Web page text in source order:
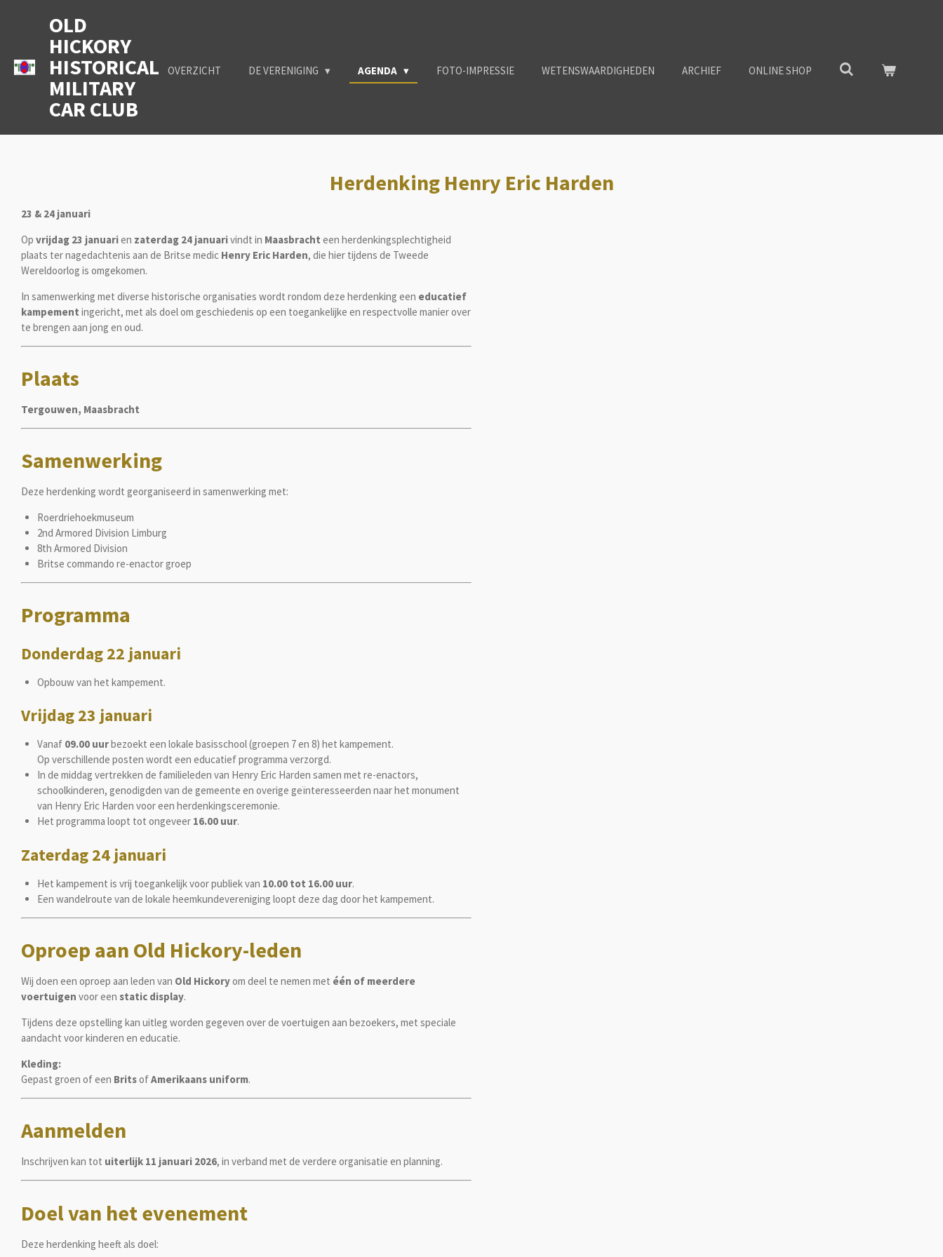
de
hoofdinhoud
OLD
HICKORY
HISTORICAL
MILITARY
CAR CLUB
OVERZICHT DE VERENIGING AGENDA FOTO-IMPRESSIE WETENSWAARDIGHEDEN ARCHIEF ONLINE SHOP
Herdenking Henry Eric Harden
23 & 24 januari
Op vrijdag 23 januarien zaterdag 24 januarivindt in Maasbracht een herdenkingsplechtigheid
plaats ter nagedachtenis aan de Britse medic Henry Eric Harden, die hier tijdens de Tweede
Wereldoorlog is omgekomen.
In samenwerking met diverse historische organisaties wordt rondom deze herdenking een educatief
kampement ingericht, met als doel om geschiedenis op een toegankelijke en respectvolle manier over
te brengen aan jong en oud.
Plaats
Tergouwen, Maasbracht
Samenwerking
Deze herdenking wordt georganiseerd in samenwerking met:
Roerdriehoekmuseum
2nd Armored Division Limburg
8th Armored Division
Britse commando re-enactor groep
Programma
Donderdag 22 januari
Opbouw van het kampement.
Vrijdag 23 januari
Vanaf 09.00 uurbezoekt een lokale basisschool (groepen 7 en 8) het kampement.
Op verschillende posten wordt een educatief programma verzorgd.
In de middag vertrekken de familieleden van Henry Eric Harden samen met re-enactors,
schoolkinderen, genodigden van de gemeente en overige geïnteresseerden naar het monument
van Henry Eric Harden voor een herdenkingsceremonie.
Het programma loopt tot ongeveer 16.00 uur.
Zaterdag 24 januari
Het kampement is vrij toegankelijk voor publiek van 10.00 tot 16.00 uur.
Een wandelroute van de lokale heemkundevereniging loopt deze dag door het kampement.
Oproep aan Old Hickory-leden
Wij doen een oproep aan leden van Old Hickoryom deel te nemen met één of meerdere
voertuigen voor een static display.
Tijdens deze opstelling kan uitleg worden gegeven over de voertuigen aan bezoekers, met speciale
aandacht voor kinderen en educatie.
Kleding:
Gepast groen of een BritsofAmerikaans uniform.
Aanmelden
Inschrijven kan tot uiterlijk 11 januari 2026, in verband met de verdere organisatie en planning.
Doel van het evenement
Deze herdenking heeft als doel: